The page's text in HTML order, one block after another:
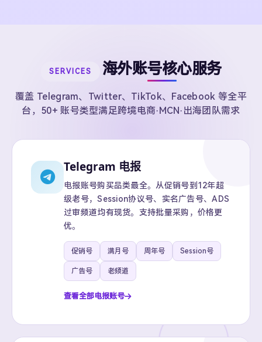
SERVICES 海外账号核心服务
覆盖 Telegram、Twitter、TikTok、Facebook 等全平
台，50+ 账号类型满足跨境电商·MCN·出海团队需求
Telegram 电报
电报账号购买品类最全。从促销号到12年超
级老号，Session协议号、实名广告号、ADS
过审频道均有现货。支持批量采购，价格更
优。
促销号 满月号 周年号 Session号
广告号 老频道
查看全部电报账号